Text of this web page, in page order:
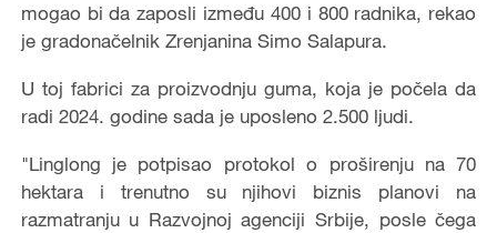
mogao bi da zaposli između 400 i 800 radnika, rekao
je gradonačelnik Zrenjanina Simo Salapura.
U toj fabrici za proizvodnju guma, koja je počela da
radi 2024. godine sada je uposleno 2.500 ljudi.
"Linglong je potpisao protokol o proširenju na 70
hektara i trenutno su njihovi biznis planovi na
razmatranju u Razvojnoj agenciji Srbije, posle čega